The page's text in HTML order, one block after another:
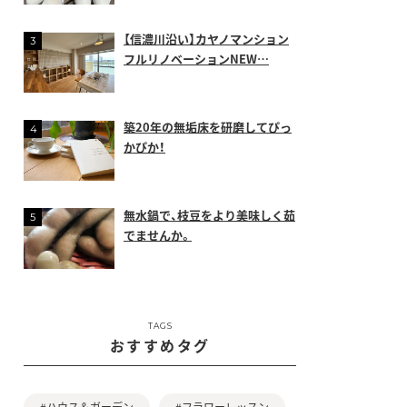
【信濃川沿い】カヤノマンション
フルリノベーションNEW…
築20年の無垢床を研磨してぴっ
かぴか！
無水鍋で、枝豆をより美味しく茹
でませんか。
TAGS
おすすめタグ